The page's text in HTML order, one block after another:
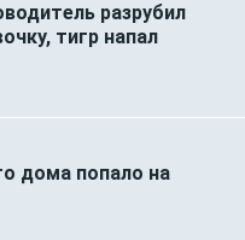
разрубил
тигр напал
дома попало на